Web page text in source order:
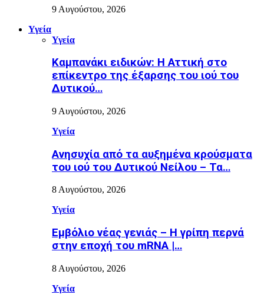
9 Αυγούστου, 2026
Υγεία
Υγεία
Καμπανάκι ειδικών: Η Αττική στο
επίκεντρο της έξαρσης του ιού του
Δυτικού…
9 Αυγούστου, 2026
Υγεία
Ανησυχία από τα αυξημένα κρούσματα
του ιού του Δυτικού Νείλου – Τα…
8 Αυγούστου, 2026
Υγεία
Εµβόλιο νέας γενιάς – Η γρίπη περνά
στην εποχή του mRNA |…
8 Αυγούστου, 2026
Υγεία